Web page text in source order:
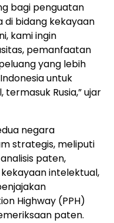
bagi penguatan
di bidang kekayaan
kami ingin
pemanfaatan
yang lebih
untuk
Rusia,” ujar
negara
strategis, meliputi
paten,
intelektual,
Highway (PPH)
paten.